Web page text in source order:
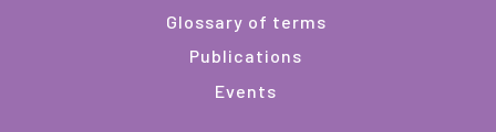
Glossary of terms
Publications
Events